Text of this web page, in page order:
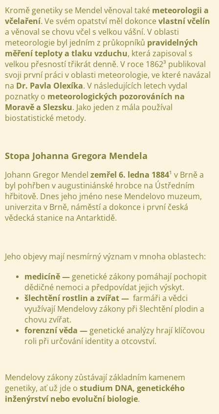
Kromě genetiky se Mendel věnoval také meteorologii a
včelaření. Ve svém opatství měl dokoncevlastní včelín
a věnoval se chovu včel s velkou vášní. V oblasti
meteorologie byl jedním z průkopníků pravidelných
měření teploty a tlaku vzduchu, která zapisoval s
velkou přesností třikrát denně. V roce 1862³ publikoval
svoji první práci v oblasti meteorologie, ve které navázal
na Dr. Pavla Olexíka. V následujících letech vydal
poznatky o meteorologických pozorováních na
Moravě a Slezsku. Jako jeden z mála používal
biostatistické metody.
Stopa Johanna Gregora Mendela
Johann Gregor Mendel zemřel 6. ledna 1884¹ v Brně a
byl pohřben v augustiniánské hrobce na Ústředním
hřbitově. Dnes jeho jméno nese Mendelovo muzeum,
univerzita v Brně, náměstí a dokonce i první česká
vědecká stanice na Antarktidě.
Jeho objevy mají nesmírný význam v mnoha oblastech:
medicíně — genetické zákony pomáhají pochopit
dědičné nemoci a předpovídat jejich výskyt.
šlechtění rostlin a zvířat — farmáři a vědci
využívají Mendelovy zákony při šlechtění plodin a
chovu zvířat.
forenzní věda — genetické analýzy hrají klíčovou
roli při určování identity a otcovství.
Mendelovy zákony zůstávají základním kamenem
genetiky, ať už jde o studium DNA, genetického
inženýrství nebo evoluční biologie.